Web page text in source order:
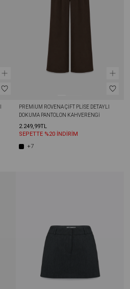
PREMIUM ROVENA ÇIFT PLISE DETAYLI
DOKUMA PANTOLON KAHVERENGI
2.249,99TL
SEPETTE %20 İNDİRİM
+7